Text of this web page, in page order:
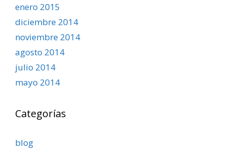
enero 2015
diciembre 2014
noviembre 2014
agosto 2014
julio 2014
mayo 2014
Categorías
blog